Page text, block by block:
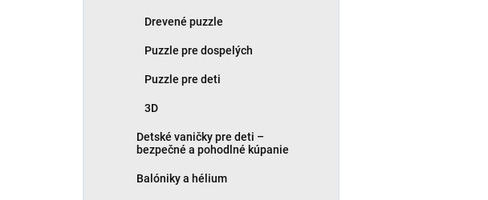
Drevené puzzle
Puzzle pre dospelých
Puzzle pre deti
3D
Detské vaničky pre deti –
bezpečné a pohodlné kúpanie
Balóniky a hélium